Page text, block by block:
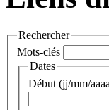
Rechercher
Mots-clés
Dates
Début (jj/mm/